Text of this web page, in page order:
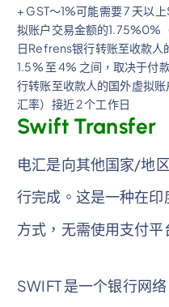
+ GST～1%可能需要 7 天以
拟账户交易金额的1.75%0%
日Refrens银行转账至收款人
1.5% 至 4% 之间，取决于付
行转账至收款人的国外虚拟
汇率）接近 2 个工作日
Swift Transfer
电汇是向其他国家/地
行完成。这是一种在
方式，无需使用支付平
SWIFT 是一个银行网